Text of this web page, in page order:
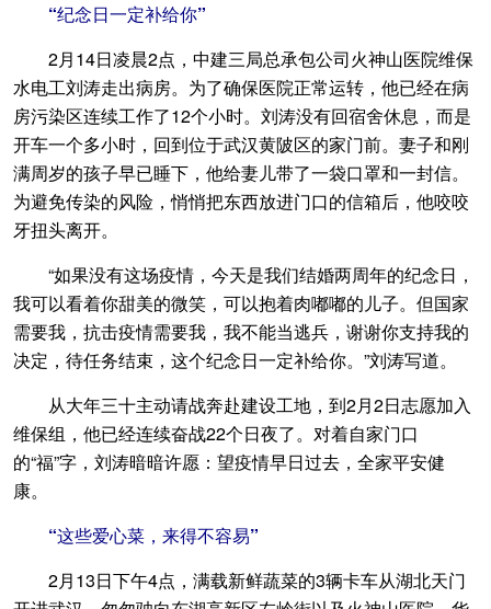
“纪念日一定补给你”
2月14日凌晨2点，中建三局总承包公司火神山医院维保
水电工刘涛走出病房。为了确保医院正常运转，他已经在病
房污染区连续工作了12个小时。刘涛没有回宿舍休息，而是
开车一个多小时，回到位于武汉黄陂区的家门前。妻子和刚
满周岁的孩子早已睡下，他给妻儿带了一袋口罩和一封信。
为避免传染的风险，悄悄把东西放进门口的信箱后，他咬咬
牙扭头离开。
“如果没有这场疫情，今天是我们结婚两周年的纪念日，
我可以看着你甜美的微笑，可以抱着肉嘟嘟的儿子。但国家
需要我，抗击疫情需要我，我不能当逃兵，谢谢你支持我的
决定，待任务结束，这个纪念日一定补给你。”刘涛写道。
从大年三十主动请战奔赴建设工地，到2月2日志愿加入
维保组，他已经连续奋战22个日夜了。对着自家门口
的“福”字，刘涛暗暗许愿：望疫情早日过去，全家平安健
康。
“这些爱心菜，来得不容易”
2月13日下午4点，满载新鲜蔬菜的3辆卡车从湖北天门